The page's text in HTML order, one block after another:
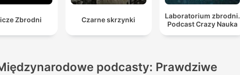
Zbrodni Czarne skrzynki
Laboratorium zbrodni.
Podcast Crazy Nauka
podcasty: Prawdziwe